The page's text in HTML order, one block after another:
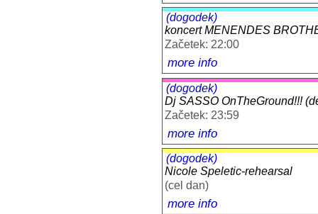
(dogodek)
koncert MENENDES
Začetek: 22:00
more info
(dogodek)
Dj SASSO OnTheGround!!!
Začetek: 23:59
more info
(dogodek)
Nicole Speletic-rehearsal
(cel dan)
more info